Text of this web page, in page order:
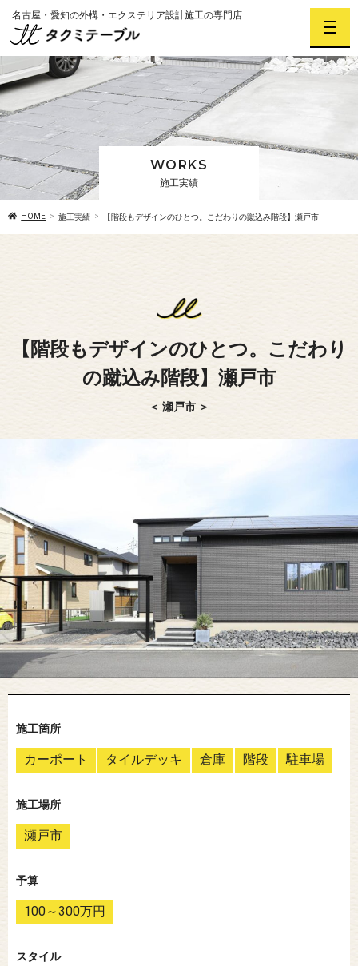
名古屋・愛知の外構・エクステリア設計施工の専門店
WORKS
施工実績
HOME 施工実績 【階段もデザインのひとつ。こだわりの蹴込み階段】瀬戸市
【階段もデザインのひとつ。こだわり
の蹴込み階段】瀬戸市
＜ 瀬戸市 ＞
施工箇所
カーポート タイルデッキ 倉庫 階段 駐車場
施工場所
瀬戸市
予算
100～300万円
スタイル